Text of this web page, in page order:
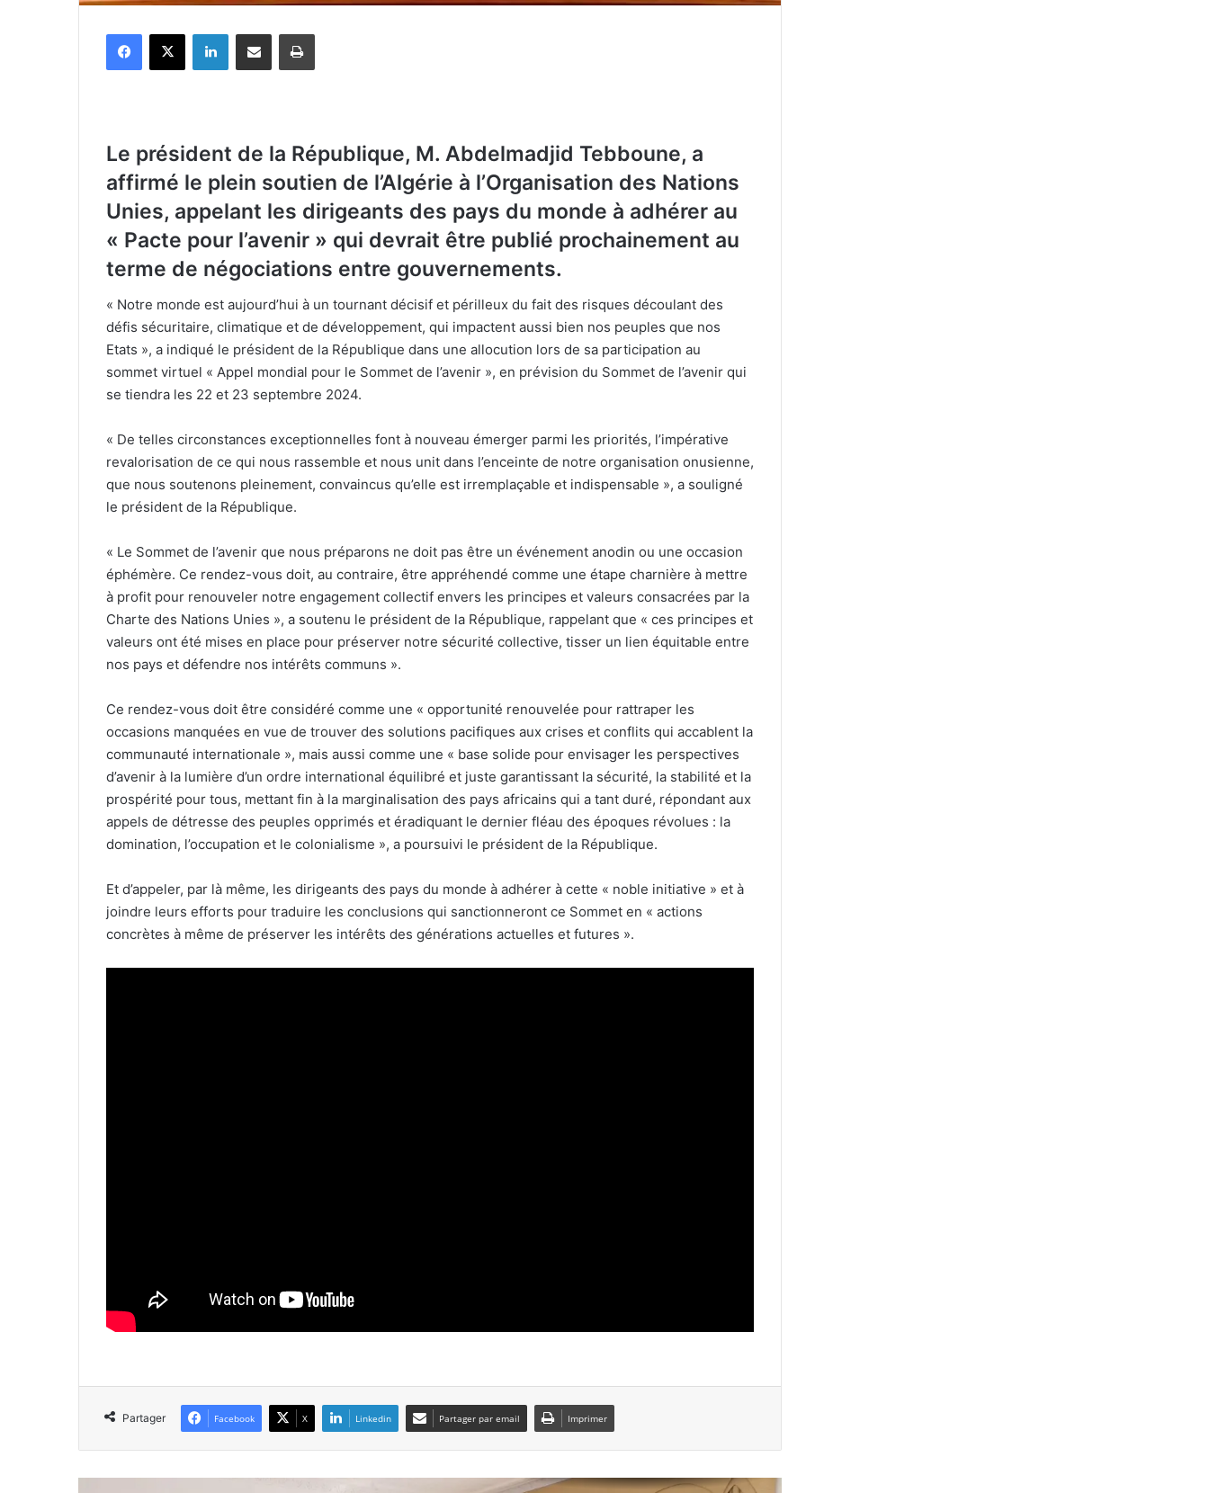
Le président de la République, M. Abdelmadjid Tebboune, a
affirmé le plein soutien de l’Algérie à l’Organisation des Nations
Unies, appelant les dirigeants des pays du monde à adhérer au
« Pacte pour l’avenir » qui devrait être publié prochainement au
terme de négociations entre gouvernements.
« Notre monde est aujourd’hui à un tournant décisif et périlleux du fait des risques découlant des
défis sécuritaire, climatique et de développement, qui impactent aussi bien nos peuples que nos
Etats », a indiqué le président de la République dans une allocution lors de sa participation au
sommet virtuel « Appel mondial pour le Sommet de l’avenir », en prévision du Sommet de l’avenir qui
se tiendra les 22 et 23 septembre 2024.
« De telles circonstances exceptionnelles font à nouveau émerger parmi les priorités, l’impérative
revalorisation de ce qui nous rassemble et nous unit dans l’enceinte de notre organisation onusienne,
que nous soutenons pleinement, convaincus qu’elle est irremplaçable et indispensable », a souligné
le président de la République.
« Le Sommet de l’avenir que nous préparons ne doit pas être un événement anodin ou une occasion
éphémère. Ce rendez-vous doit, au contraire, être appréhendé comme une étape charnière à mettre
à profit pour renouveler notre engagement collectif envers les principes et valeurs consacrées par la
Charte des Nations Unies », a soutenu le président de la République, rappelant que « ces principes et
valeurs ont été mises en place pour préserver notre sécurité collective, tisser un lien équitable entre
nos pays et défendre nos intérêts communs ».
Ce rendez-vous doit être considéré comme une « opportunité renouvelée pour rattraper les
occasions manquées en vue de trouver des solutions pacifiques aux crises et conflits qui accablent la
communauté internationale », mais aussi comme une « base solide pour envisager les perspectives
d’avenir à la lumière d’un ordre international équilibré et juste garantissant la sécurité, la stabilité et la
prospérité pour tous, mettant fin à la marginalisation des pays africains qui a tant duré, répondant aux
appels de détresse des peuples opprimés et éradiquant le dernier fléau des époques révolues : la
domination, l’occupation et le colonialisme », a poursuivi le président de la République.
Et d’appeler, par là même, les dirigeants des pays du monde à adhérer à cette « noble initiative » et à
joindre leurs efforts pour traduire les conclusions qui sanctionneront ce Sommet en « actions
concrètes à même de préserver les intérêts des générations actuelles et futures ».
Partager Facebook X Linkedin Partager par email Imprimer
nécessaires pour élucider les
circonstances
Le lien sacré entre le peuple et son
Armée, un bouclier protecteur et un
pays